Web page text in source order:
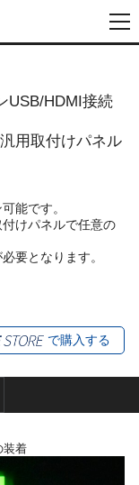
USB/HDMI接続
用取付けパネル
能です。
けパネルで任意の
要となります。
で購入する
装着